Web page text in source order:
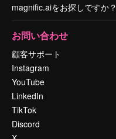
magnific.aiをお探しですか？
お問い合わせ
顧客サポート
Instagram
YouTube
LinkedIn
TikTok
Discord